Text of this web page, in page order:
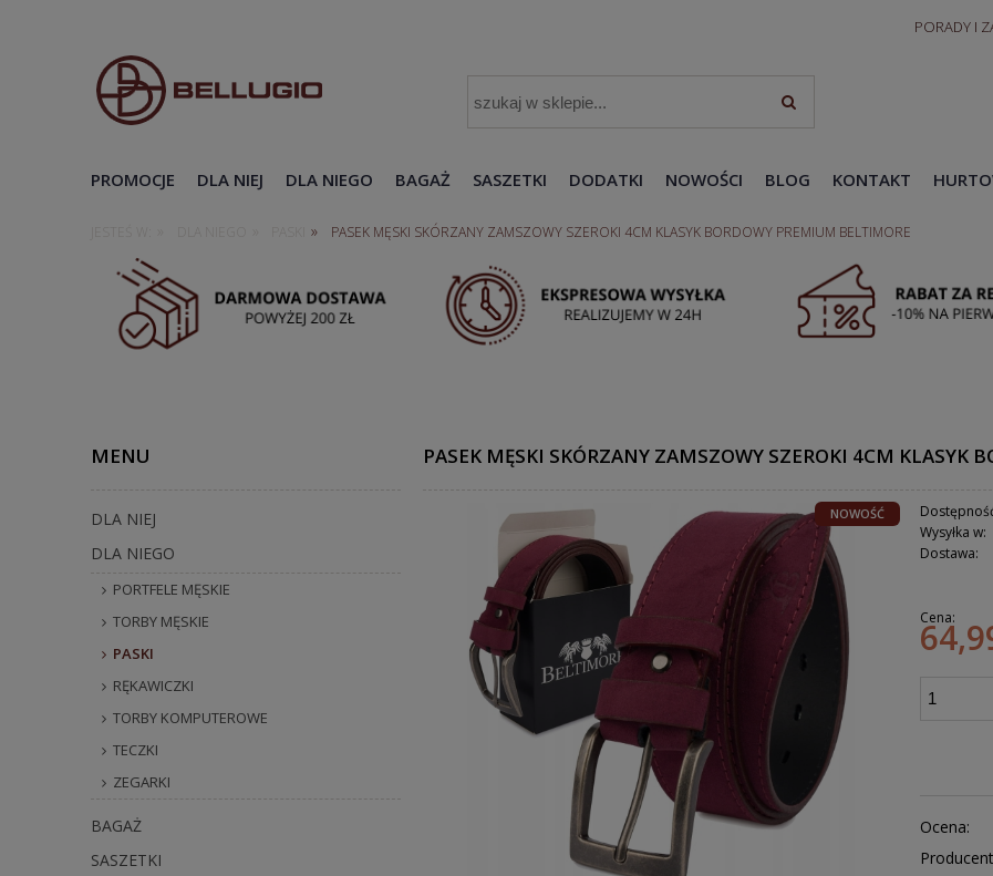
PORADY I
PROMOCJE DLA NIEJ DLA NIEGO BAGAŻ SASZETKI DODATKI NOWOŚCI BLOG KONTAKT
» PASEK MĘSKI SKÓRZANY ZAMSZOWY SZEROKI 4CM KLASYK BORDOWY PREMIUM BELTIMORE
MENU
DLA NIEJ
DLA NIEGO
PORTFELE MĘSKIE
TORBY MĘSKIE
PASKI
RĘKAWICZKI
TORBY KOMPUTEROWE
TECZKI
ZEGARKI
BAGAŻ
SASZETKI
PASEK MĘSKI SKÓRZANY ZAMSZOWY SZEROKI 4CM KLASYK
NOWOŚĆ
Wysyłka w:
Dostawa:
Cena:
Ocena: